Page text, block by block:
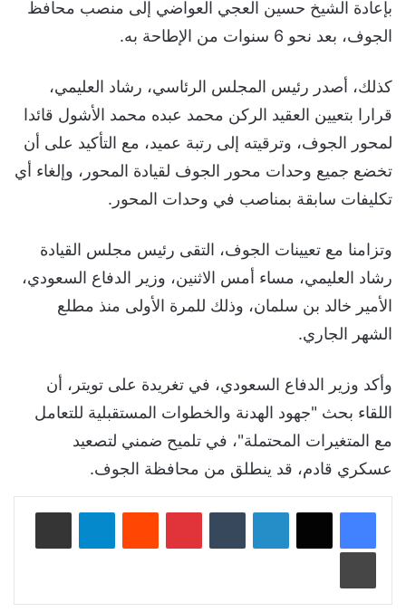
بإعادة الشيخ حسين العجي العواضي إلى منصب محافظ
الجوف، بعد نحو 6 سنوات من الإطاحة به.
كذلك، أصدر رئيس المجلس الرئاسي، رشاد العليمي،
قرارا بتعيين العقيد الركن محمد عبده محمد الأشول قائدا
لمحور الجوف، وترقيته إلى رتبة عميد، مع التأكيد على أن
تخضع جميع وحدات محور الجوف لقيادة المحور، وإلغاء أي
تكليفات سابقة بمناصب في وحدات المحور.
وتزامنا مع تعيينات الجوف، التقى رئيس مجلس القيادة
رشاد العليمي، مساء أمس الاثنين، وزير الدفاع السعودي،
الأمير خالد بن سلمان، وذلك للمرة الأولى منذ مطلع
الشهر الجاري.
وأكد وزير الدفاع السعودي، في تغريدة على تويتر، أن
اللقاء بحث "جهود الهدنة والخطوات المستقبلية للتعامل
مع المتغيرات المحتملة"، في تلميح ضمني لتصعيد
عسكري قادم، قد ينطلق من محافظة الجوف.
لينكدإن بينتيريست